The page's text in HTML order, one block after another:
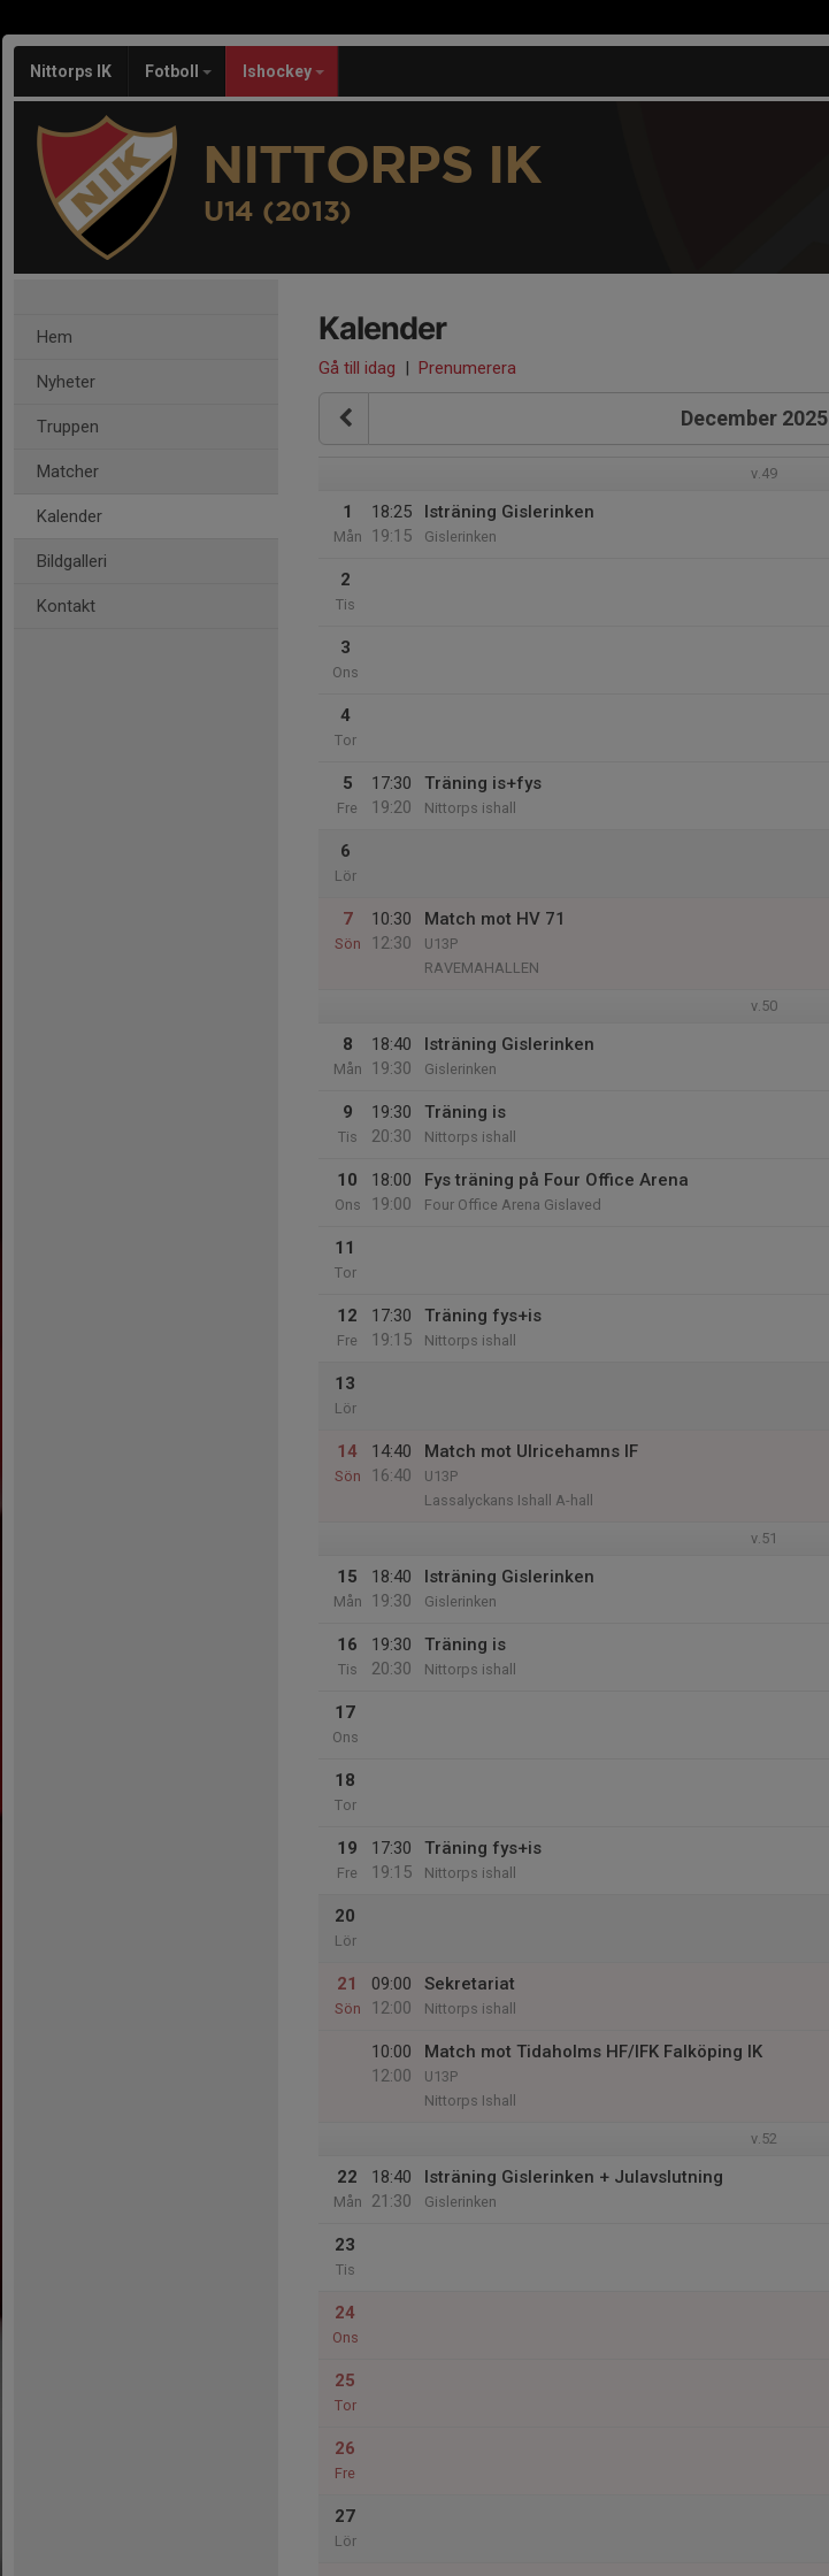
Nittorps IK Fotboll Ishockey
NITTORPS IK
U14 (2013)
Hem
Nyheter
Truppen
Matcher
Kalender
Bildgalleri
Kontakt
Kalender
Gå till idag | Prenumerera
December 2025
v.49
1
Mån
18:25
19:15
Isträning Gislerinken
Gislerinken
2
Tis
3
Ons
4
Tor
5
Fre
17:30
19:20
Träning is+fys
Nittorps ishall
6
Lör
7
Sön
10:30
12:30
Match mot HV 71
U13P
RAVEMAHALLEN
v.50
8
Mån
18:40
19:30
Isträning Gislerinken
Gislerinken
9
Tis
19:30
20:30
Träning is
Nittorps ishall
10
Ons
18:00
19:00
Fys träning på Four Office Arena
Four Office Arena Gislaved
11
Tor
12
Fre
17:30
19:15
Träning fys+is
Nittorps ishall
13
Lör
14
Sön
14:40
16:40
Match mot Ulricehamns IF
U13P
Lassalyckans Ishall A-hall
v.51
15
Mån
18:40
19:30
Isträning Gislerinken
Gislerinken
16
Tis
19:30
20:30
Träning is
Nittorps ishall
17
Ons
18
Tor
19
Fre
17:30
19:15
Träning fys+is
Nittorps ishall
20
Lör
21
Sön
09:00
12:00
Sekretariat
Nittorps ishall
10:00
12:00
Match mot Tidaholms HF/IFK Falköping IK
U13P
Nittorps Ishall
v.52
22
Mån
18:40
21:30
Isträning Gislerinken + Julavslutning
Gislerinken
23
Tis
24
Ons
25
Tor
26
Fre
27
Lör